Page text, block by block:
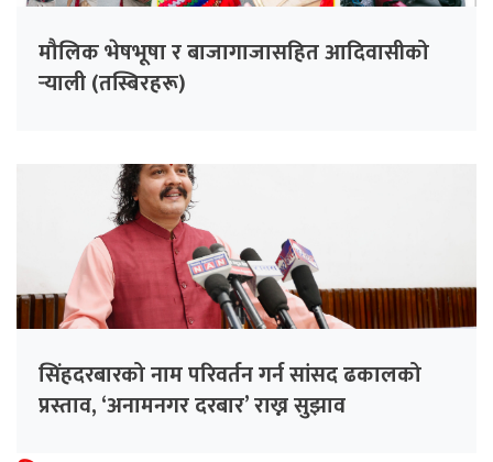
मौलिक भेषभूषा र बाजागाजासहित आदिवासीको
र्‍याली (तस्बिरहरू)
सिंहदरबारको नाम परिवर्तन गर्न सांसद ढकालको
प्रस्ताव, ‘अनामनगर दरबार’ राख्न सुझाव